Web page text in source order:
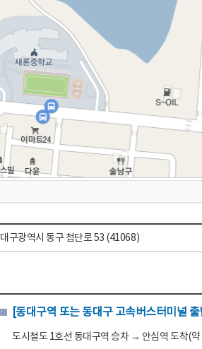
대구광역시 동구 첨단로 53 (41068)
[동대구역 또는 동대구 고속버스터미널 출
도시철도 1호선 동대구역 승차 → 안심역 도착(